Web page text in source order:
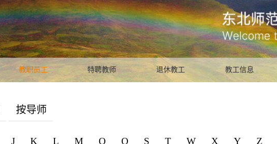
教职员工 特聘教师 退休教工 教工信息
按导师
J K L M O Q S T W X Y Z